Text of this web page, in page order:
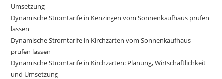
Umsetzung
Dynamische Stromtarife in Kenzingen vom Sonnenkaufhaus prüfen
lassen
Dynamische Stromtarife in Kirchzarten vom Sonnenkaufhaus
prüfen lassen
Dynamische Stromtarife in Kirchzarten: Planung, Wirtschaftlichkeit
und Umsetzung